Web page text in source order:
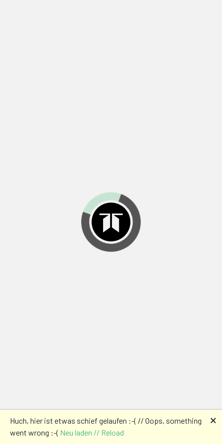
Huch, hier ist etwas schief gelaufen :-( // Oops, something
went wrong :-( Neu laden // Reload
🗙